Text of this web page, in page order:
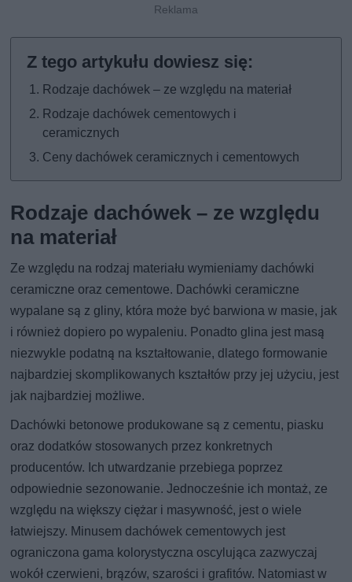
Rodzaje dachówek – ze względu na materiał
Rodzaje dachówek cementowych i
ceramicznych
Ceny dachówek ceramicznych i cementowych
Rodzaje dachówek – ze względu
na materiał
Ze względu na rodzaj materiału wymieniamy dachówki
ceramiczne oraz cementowe. Dachówki ceramiczne
wypalane są z gliny, która może być barwiona w masie, jak
i również dopiero po wypaleniu. Ponadto glina jest masą
niezwykle podatną na kształtowanie, dlatego formowanie
najbardziej skomplikowanych kształtów przy jej użyciu, jest
jak najbardziej możliwe.
Dachówki betonowe produkowane są z cementu, piasku
oraz dodatków stosowanych przez konkretnych
producentów. Ich utwardzanie przebiega poprzez
odpowiednie sezonowanie. Jednocześnie ich montaż, ze
względu na większy ciężar i masywność, jest o wiele
łatwiejszy. Minusem dachówek cementowych jest
ograniczona gama kolorystyczna oscylująca zazwyczaj
wokół czerwieni, brązów, szarości i grafitów. Natomiast w